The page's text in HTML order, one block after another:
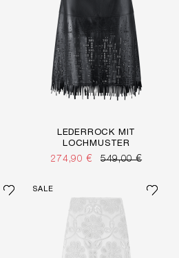
LEDERROCK MIT
LOCHMUSTER
274,90 € 549,00 €
SALE